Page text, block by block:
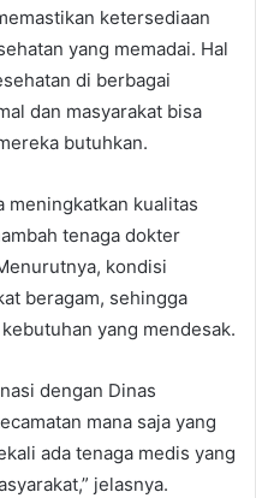
ketersediaan
yang memadai. Hal
di berbagai
dan masyarakat bisa
butuhkan.
meningkatkan kualitas
tenaga dokter
kondisi
beragam, sehingga
yang mendesak.
dengan Dinas
mana saja yang
ada tenaga medis yang
jelasnya.